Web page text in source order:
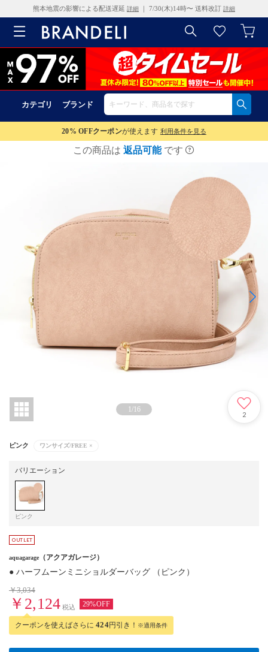
熊本地震の影響による配送遅延 詳細 ｜ 7/30(木)14時〜 送料改訂 詳細
カテゴリ ブランド
20% OFFクーポンが使えます 利用条件を見る
この商品は 返品可能 です
1/16
2
ピンク ワンサイズ/FREE ×
バリエーション
ピンク
aquagarage （アクアガレージ）
● ハーフムーンミニショルダーバッグ （ピンク）
￥3,034
￥2,124 税込 29%OFF
クーポンを使えばさらに 424円引き！ ※適用条件